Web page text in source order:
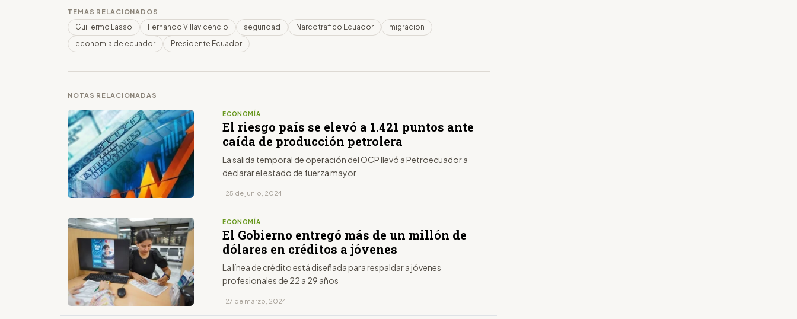
TEMAS RELACIONADOS
Guillermo Lasso Fernando Villavicencio seguridad Narcotrafico Ecuador
migracion
economia de ecuador
Presidente Ecuador
NOTAS RELACIONADAS
ECONOMÍA
El riesgo país se elevó a 1.421 puntos ante
caída de producción petrolera
La salida temporal de operación del OCP llevó a Petroecuador a
declarar el estado de fuerza mayor
· 25 de junio, 2024
ECONOMÍA
El Gobierno entregó más de un millón de
dólares en créditos a jóvenes
La línea de crédito está diseñada para respaldar a jóvenes
profesionales de 22 a 29 años
· 27 de marzo, 2024